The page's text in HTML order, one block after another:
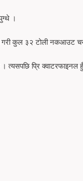
।
गरी कुल ३२ टोली नकआउट
प्रि